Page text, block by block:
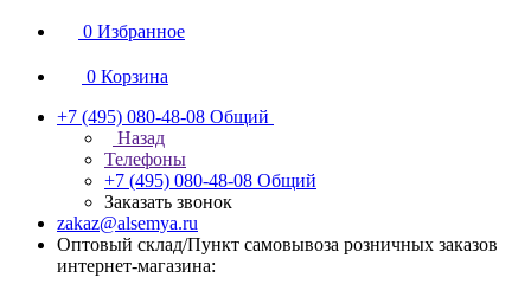
0 Избранное
0 Корзина
+7 (495) 080-48-08 Общий
Назад
Телефоны
+7 (495) 080-48-08 Общий
Заказать звонок
zakaz@alsemya.ru
Оптовый склад/Пункт самовывоза розничных заказов
интернет-магазина: